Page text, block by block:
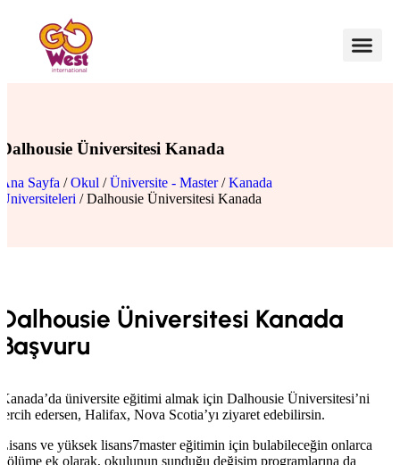
Dalhousie Üniversitesi Kanada
Ana Sayfa /Okul /Üniversite - Master/Kanada
Üniversiteleri / Dalhousie Üniversitesi Kanada
Dalhousie Üniversitesi Kanada
Başvuru
Kanada’da üniversite eğitimi almak için Dalhousie Üniversitesi’ni
tercih edersen, Halifax, Nova Scotia’yı ziyaret edebilirsin.
Lisans ve yüksek lisans7master eğitimin için bulabileceğin onlarca
bölüme ek olarak, okulunun sunduğu değişim programlarına da